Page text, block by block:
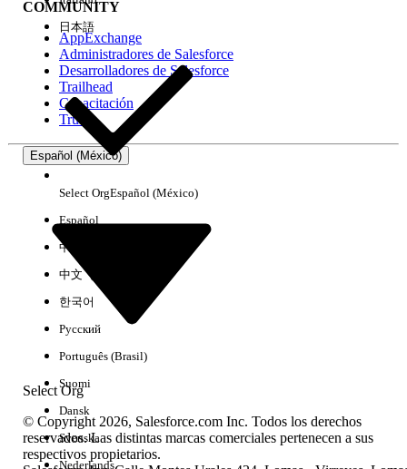
Experiencia
No hay resultados
COMMUNITY
AppExchange
Administradores de Salesforce
Desarrolladores de Salesforce
Trailhead
Capacitación
Trust
Español (México)
Select Org
日本語
Select OrgEspañol (México)
Español
中文（简体）
中文（繁體）
한국어
Русский
Português (Brasil)
Suomi
Dansk
Svenska
Nederlands
© Copyright 2026, Salesforce.com Inc. Todos los derechos
reservados. Las distintas marcas comerciales pertenecen a sus
respectivos propietarios.